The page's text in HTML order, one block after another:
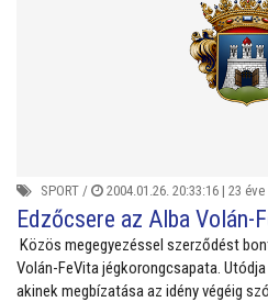
SPORT / 2004.01.26. 20:33:16 | 23 éve
Edzőcsere az Alba Volán-
Közös megegyezéssel szerződést
Volán-FeVita jégkorongcsapata.
akinek megbízatása az idény végéig